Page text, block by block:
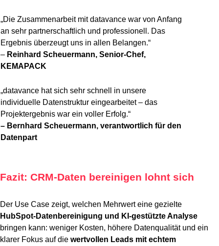
„Die Zusammenarbeit mit datavance war von Anfang
an sehr partnerschaftlich und professionell. Das
Ergebnis überzeugt uns in allen Belangen.“
– Reinhard Scheuermann, Senior-Chef,
KEMAPACK
„datavance hat sich sehr schnell in unsere
individuelle Datenstruktur eingearbeitet – das
Projektergebnis war ein voller Erfolg.“
– Bernhard Scheuermann, verantwortlich für den
Datenpart
Fazit: CRM-Daten bereinigen lohnt sich
Der Use Case zeigt, welchen Mehrwert eine gezielte
HubSpot-Datenbereinigung und KI-gestützte Analyse
bringen kann: weniger Kosten, höhere Datenqualität und ein
klarer Fokus auf die wertvollen Leads mit echtem